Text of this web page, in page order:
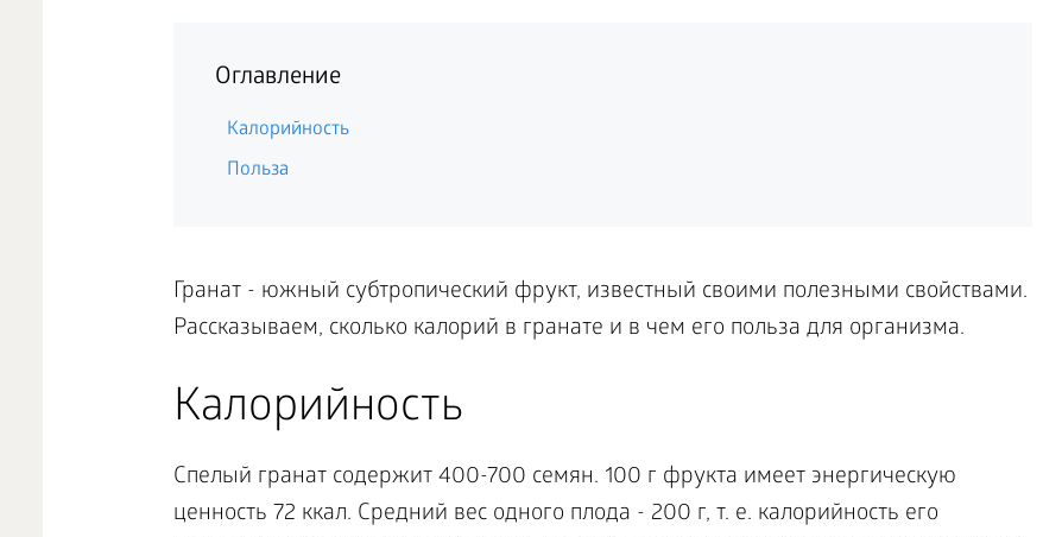
Оглавление
Калорийность
Польза
Гранат - южный субтропический фрукт, известный своими полезными свойствами.
Рассказываем, сколько калорий в гранате и в чем его польза для организма.
Калорийность
Спелый гранат содержит 400-700 семян. 100 г фрукта имеет энергическую
ценность 72 ккал. Средний вес одного плода - 200 г, т. е. калорийность его